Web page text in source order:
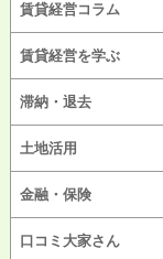
賃貸経営コラム
賃貸経営を学ぶ
滞納・退去
土地活用
金融・保険
口コミ大家さん